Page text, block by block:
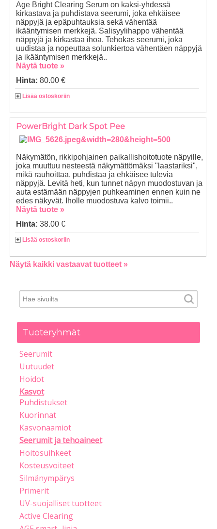
Age Bright Clearing Serum on kaksi-yhdessä
kirkastava ja puhdistava seerumi, joka ehkäisee
näppyjä ja epäpuhtauksia sekä vähentää
ikääntymisen merkkejä. Salisyylihappo vähentää
näppyjä ja kirkastaa ihoa. Tehokas seerumi, joka
uudistaa ja nopeuttaa solunkiertoa vähentäen näppyjä
ja ikääntymisen merkkejä..
Näytä tuote »
Hinta: 80.00 €
Lisää ostoskoriin
PowerBright Dark Spot Pee
Näkymätön, rikkipohjainen paikallishoitotuote näpyille,
joka muuttuu nesteestä näkymättömäksi "laastariksi",
mikä rauhoittaa, puhdistaa ja ehkäisee tulevia
näppyjä. Levitä heti, kun tunnet näpyn muodostuvan ja
auta estämään näppyjen puhkeaminen ennen kuin ne
edes näkyvät. Iholle muodostuva kalvo toimii..
Näytä tuote »
Hinta: 38.00 €
Lisää ostoskoriin
Näytä kaikki vastaavat tuotteet »
Tuoteryhmät
Seerumit
Uutuudet
Hoidot
Kasvot
Puhdistukset
Kuorinnat
Kasvonaamiot
Seerumit ja tehoaineet
Hoitosuihkeet
Kosteusvoiteet
Silmänympärys
Primerit
UV-suojalliset tuotteet
Active Clearing